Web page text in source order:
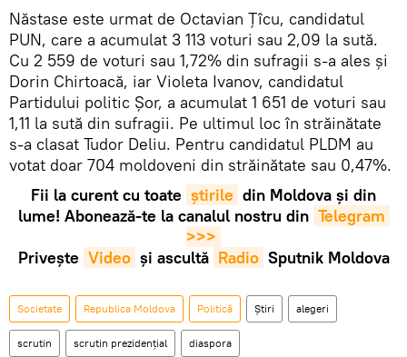
Năstase este urmat de Octavian Țîcu, candidatul
PUN, care a acumulat 3 113 voturi sau 2,09 la sută.
Cu 2 559 de voturi sau 1,72% din sufragii s-a ales și
Dorin Chirtoacă, iar Violeta Ivanov, candidatul
Partidului politic Șor, a acumulat 1 651 de voturi sau
1,11 la sută din sufragii. Pe ultimul loc în străinătate
s-a clasat Tudor Deliu. Pentru candidatul PLDM au
votat doar 704 moldoveni din străinătate sau 0,47%.
Fii la curent cu toate știrile din Moldova și din
lume! Abonează-te la canalul nostru din Telegram
>>>
Privește Video și ascultă Radio Sputnik Moldova
Societate Republica Moldova Politică Știri alegeri
scrutin scrutin prezidenţial diaspora